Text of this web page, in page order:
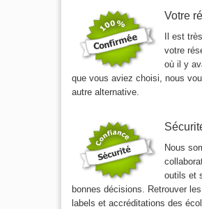
Votre
Il est
votre
où il y
que vous aviez choisi, nous
autre alternative.
Nous
outils et
bonnes décisions. Retrouver
labels et accréditations des